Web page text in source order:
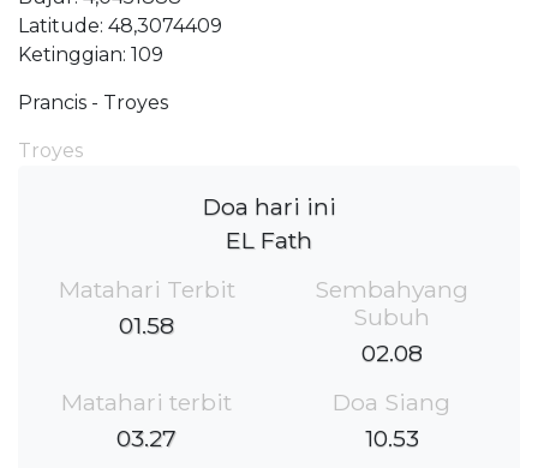
Latitude: 48,3074409
Ketinggian: 109
Prancis - Troyes
Troyes
Doa hari ini
EL Fath
Matahari Terbit
01.58
Sembahyang
Subuh
02.08
Matahari terbit
03.27
Doa Siang
10.53